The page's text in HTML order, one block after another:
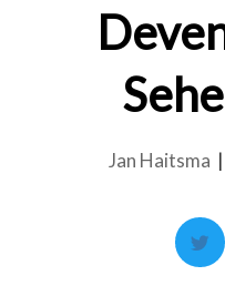
Jan Haitsma |